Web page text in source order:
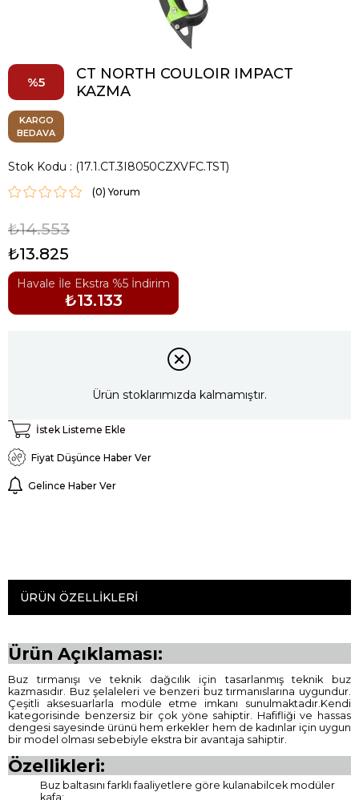
5
CT NORTH COULOIR IMPACT
KAZMA
KARGO
BEDAVA
Stok Kodu (17.1.CT.3I8050CZXVFC.TST)
(0)
₺14.553
₺13.825
Havale İle Ekstra %5 İndirim
₺13.133
Ürün stoklarımızda kalmamıştır.
İstek Listeme Ekle
Fiyat Düşünce Haber Ver
Gelince Haber Ver
ÜRÜN ÖZELLIKLERI
Ürün Açıklaması:
Buz tırmanışı ve teknik dağcılık için tasarlanmış teknik buz
kazmasıdır. Buz şelaleleri ve benzeri buz tırmanıslarına uygundur.
Çeşitli aksesuarlarla modüle etme imkanı sunulmaktadır.Kendi
kategorisinde benzersiz bir çok yöne sahiptir. Hafifliği ve hassas
dengesi sayesinde ürünü hem erkekler hem de kadınlar için uygun
bir model olması sebebiyle ekstra bir avantaja sahiptir.
Özellikleri:
Buz baltasını farklı faaliyetlere göre kulanabilcek modüler
kafa;